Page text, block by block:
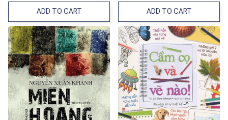
ADD TO CART ADD TO CART